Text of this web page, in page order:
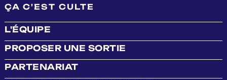
ÇA C'EST CULTE
L'ÉQUIPE
PROPOSER UNE SORTIE
PARTENARIAT